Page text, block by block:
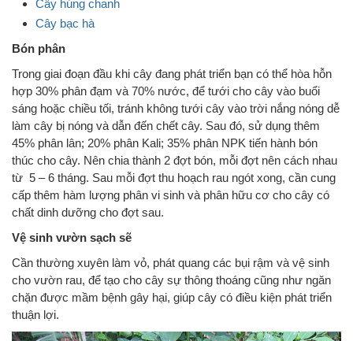
Cây húng chanh
Cây bạc hà
Bón phân
Trong giai đoạn đầu khi cây đang phát triển bạn có thể hòa hỗn
hợp 30% phân đạm và 70% nước, để tưới cho cây vào buổi
sáng hoặc chiều tối, tránh không tưới cây vào trời nắng nóng dễ
làm cây bị nóng và dẫn đến chết cây. Sau đó, sử dụng thêm
45% phân lân; 20% phân Kali; 35% phân NPK tiến hành bón
thúc cho cây. Nên chia thành 2 đợt bón, mỗi đợt nên cách nhau
từ 5 – 6 tháng. Sau mỗi đợt thu hoạch rau ngót xong, cần cung
cấp thêm hàm lượng phân vi sinh và phân hữu cơ cho cây có
chất dinh dưỡng cho đợt sau.
Vệ sinh vườn sạch sẽ
Cần thường xuyên làm vỏ, phát quang các bụi rậm và vệ sinh
cho vườn rau, để tạo cho cây sự thông thoáng cũng như ngăn
chặn được mầm bệnh gây hại, giúp cây có điều kiện phát triển
thuận lợi.